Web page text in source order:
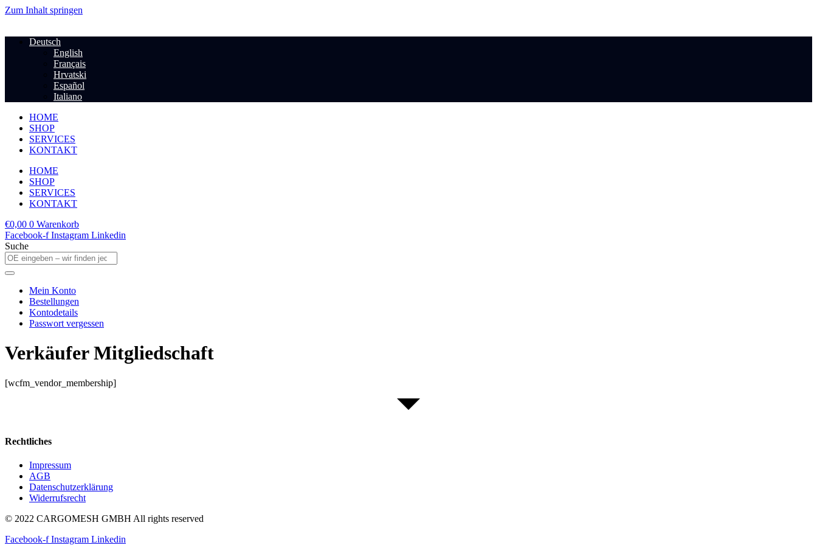
Zum Inhalt springen
Deutsch
English
Français
Hrvatski
Español
Italiano
HOME
SHOP
SERVICES
KONTAKT
HOME
SHOP
SERVICES
KONTAKT
€0,00 0 Warenkorb
Facebook-f Instagram Linkedin
Suche
Mein Konto
Bestellungen
Kontodetails
Passwort vergessen
Verkäufer Mitgliedschaft
[wcfm_vendor_membership]
Rechtliches
Impressum
AGB
Datenschutzerklärung
Widerrufsrecht
© 2022 CARGOMESH GMBH All rights reserved
Facebook-f Instagram Linkedin